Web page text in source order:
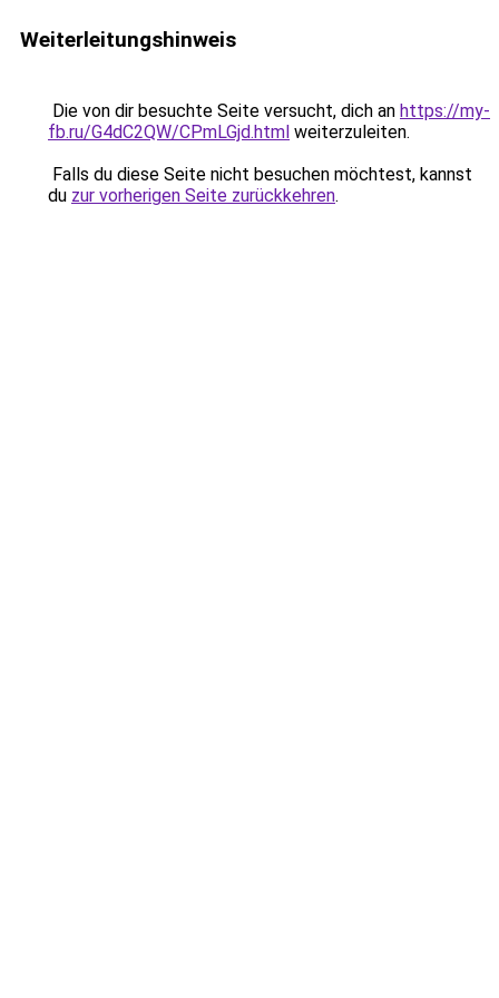
Weiterleitungshinweis
Die von dir besuchte Seite versucht, dich an https://my-
fb.ru/G4dC2QW/CPmLGjd.html weiterzuleiten.
Falls du diese Seite nicht besuchen möchtest, kannst
du zur vorherigen Seite zurückkehren.